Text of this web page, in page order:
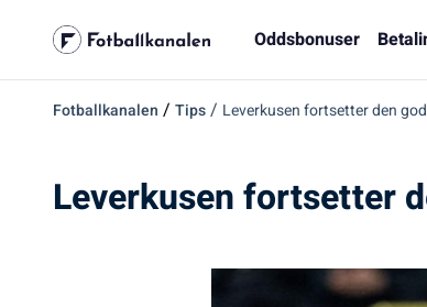
Oddsbonuser
Fotballkanalen / Tips/ Leverkusen fortsetter den
Leverkusen fortsetter